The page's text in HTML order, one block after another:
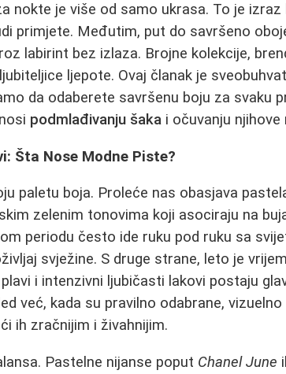
nokte je više od samo ukrasa. To je
primjete. Međutim, put do savršeno
labirint bez izlaza. Brojne kolekcije,
ljepote. Ovaj članak je
da odaberete savršenu boju za svaku
podmlađivanju šaka i očuvanju njihove
Šta Nose Modne Pistе?
paletu boja. Proleće nas obasjava
zelenim tonovima koji asociraju na
periodu često ide ruku pod ruku sa
svježine. S druge strane, leto je
i intenzivni ljubičasti lakovi postaju
već, kada su pravilno odabrane,
ih zračnijim i živahnijim.
Pastelne nijanse poput Chanel June